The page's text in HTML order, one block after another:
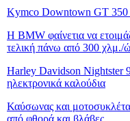
Kymco Downtown GT 350
Η BMW φαίνετια να
τελική πάνω από 300 χλμ./
Harley Davidson Nightster
ηλεκτρονικά καλούδια
Καύσωνας και